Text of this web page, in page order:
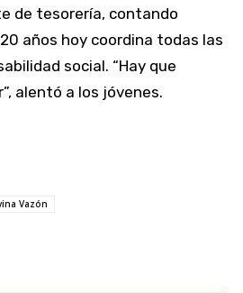
de tesorería, contando
años hoy coordina todas las
social. “Hay que
alentó a los jóvenes.
Vazón